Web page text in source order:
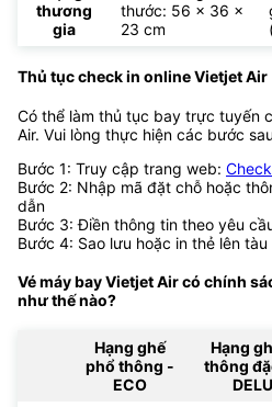
thương
gia
thước: 56 x 36 x
23 cm
Thủ tục check in online Vietjet Air
Có thể làm thủ tục bay trực tuyến
Air. Vui lòng thực hiện các bước
Bước 1: Truy cập trang web:
Bước 2: Nhập mã đặt chỗ hoặc
dẫn
Bước 3: Điền thông tin theo yêu
Bước 4: Sao lưu hoặc in thẻ lên tàu
Vé máy bay Vietjet Air có chính
như thế nào?
Hạng ghế
phổ thông -
ECO
Hạng
thông